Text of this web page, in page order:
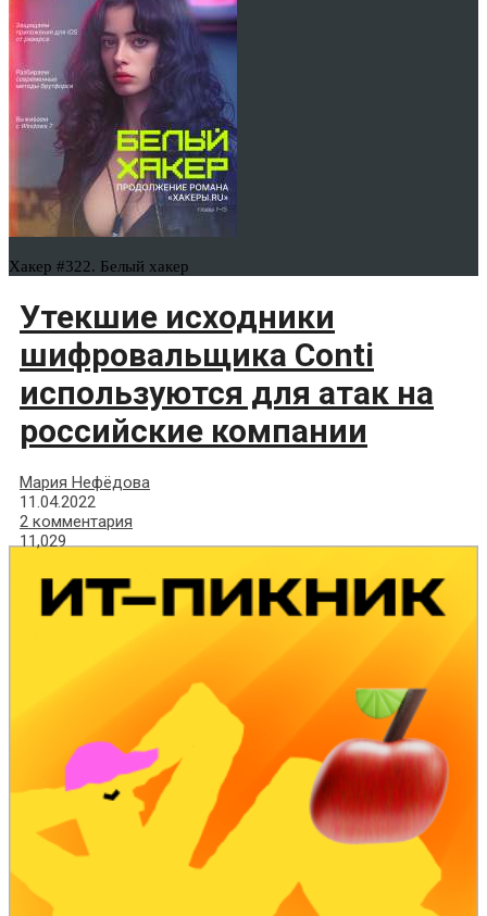
Хакер #322. Белый хакер
Утекшие исходники
шифровальщика Conti
используются для атак на
российские компании
Мария Нефёдова
11.04.2022
2 комментария
11,029